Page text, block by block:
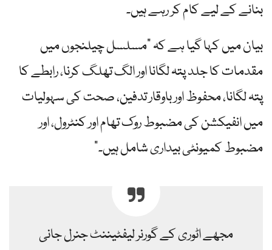
بنانے کے لیے کام کر رہے ہیں۔
بیان میں کہا گیا ہے کہ "مسلسل چیلنجوں میں
مقدمات کا جلد پتہ لگانا اور الگ تھلگ کرنا، رابطے کا
پتہ لگانا، محفوظ اور باوقار تدفین، صحت کی سہولیات
میں انفیکشن کی مضبوط روک تھام اور کنٹرول، اور
مضبوط کمیونٹی بیداری شامل ہیں۔”
مجھے اٹوری کے گورنر لیفٹیننٹ جنرل جانی